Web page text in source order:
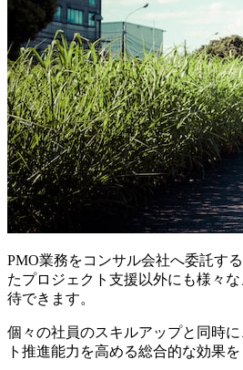
PMO業務をコンサル会社へ委託す
たプロジェクト支援以外にも様々
待できます。
個々の社員のスキルアップと同時
ト推進能力を高める総合的な効果を